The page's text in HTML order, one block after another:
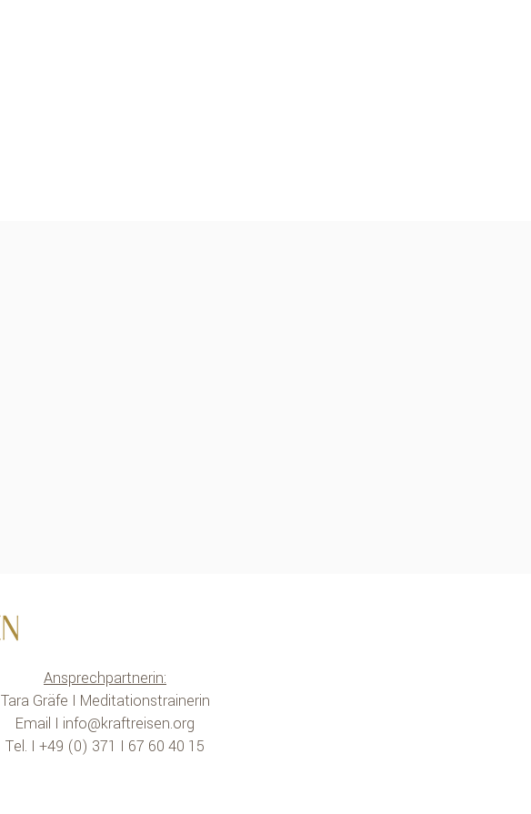
Ansprechpartnerin:
Tara Gräfe I Meditationstrainerin
Email I info@kraftreisen.org
Tel. I +49 (0) 371 I 67 60 40 15